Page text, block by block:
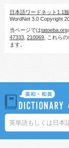
日本語ワードネット1.1版
WordNet 3.0 Copyright
当ページではtatoeba.org
47333 210069 , これら
ます。